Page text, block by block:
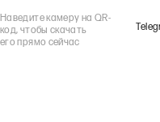
Наведите камеру на QR-
код, чтобы скачать
его прямо сейчас